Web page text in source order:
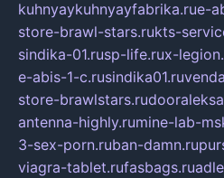
kuhnyaykuhnyayfabrika.rue-
store-brawl-stars.rukts-
sindika-01.rusp-life.rux-
e-abis-1-c.rusindika01.ru
store-brawlstars.ru
antenna-highly.rumine-lab-
3-sex-porn.ruban-damn.ru
viagra-tablet.rufasbags.ru